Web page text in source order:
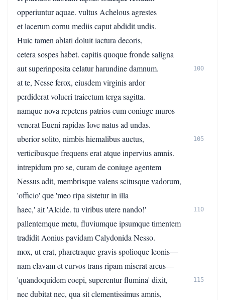
opperiuntur aquae. vultus Achelous agrestes
et lacerum cornu mediis caput abdidit undis.
Huic tamen ablati doluit iactura decoris,
cetera sospes habet. capitis quoque fronde saligna
aut superinposita celatur harundine damnum.
100
at te, Nesse ferox, eiusdem virginis ardor
perdiderat volucri traiectum terga sagitta.
namque nova repetens patrios cum coniuge muros
venerat Eueni rapidas Iove natus ad undas.
uberior solito, nimbis hiemalibus auctus,
105
verticibusque frequens erat atque inpervius amnis.
intrepidum pro se, curam de coniuge agentem
Nessus adit, membrisque valens scitusque vadorum,
'officio' que 'meo ripa sistetur in illa
haec,' ait 'Alcide. tu viribus utere nando!'
110
pallentemque metu, fluviumque ipsumque timentem
tradidit Aonius pavidam Calydonida Nesso.
mox, ut erat, pharetraque gravis spolioque leonis—
nam clavam et curvos trans ripam miserat arcus—
'quandoquidem coepi, superentur flumina' dixit,
115
nec dubitat nec, qua sit clementissimus amnis,